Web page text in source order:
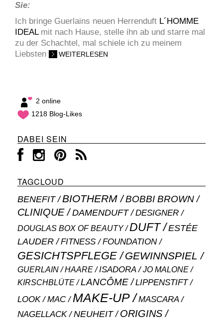
Sie:
Ich bringe Guerlains neuen Herrenduft L´HOMME
IDEAL mit nach Hause, stelle ihn ab und starre mal
zu der Schachtel, mal schiele ich zu meinem
Liebsten
WEITERLESEN
2 online
1218 Blog-Likes
DABEI SEIN
TAGCLOUD
BENEFIT BIOTHERM BOBBI BROWN
CLINIQUE DAMENDUFT DESIGNER
DOUGLAS BOX OF BEAUTY DUFT
ESTÉE
LAUDER
FITNESS FOUNDATION
GESICHTSPFLEGE GEWINNSPIEL
GUERLAIN HAARE ISADORA JO MALONE
KIRSCHBLÜTE LANCÔME LIPPENSTIFT
LOOK MAC MAKE-UP MASCARA
NAGELLACK NEUHEIT ORIGINS